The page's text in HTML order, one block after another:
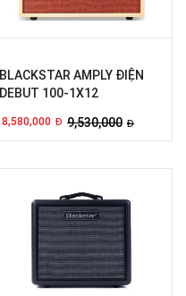
BLACKSTAR AMPLY ĐIỆN
DEBUT 100-1X12
8,580,000 Đ 9,530,000 Đ